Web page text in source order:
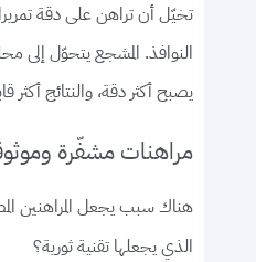
تخيّل أن تراهن على دقة
النوافذ. المشجع يتحوّل إلى
يصبح أكثر دقة، والنتائج
مراهنات مشفّرة
الذي يجعلها تقنية ثورية؟